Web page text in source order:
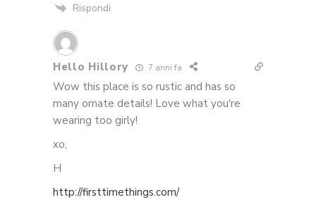
Rispondi
Hello Hillory 7 anni fa
Wow this place is so rustic and has so
many ornate details! Love what you're
wearing too girly!
xo,
H
http://firsttimethings.com/